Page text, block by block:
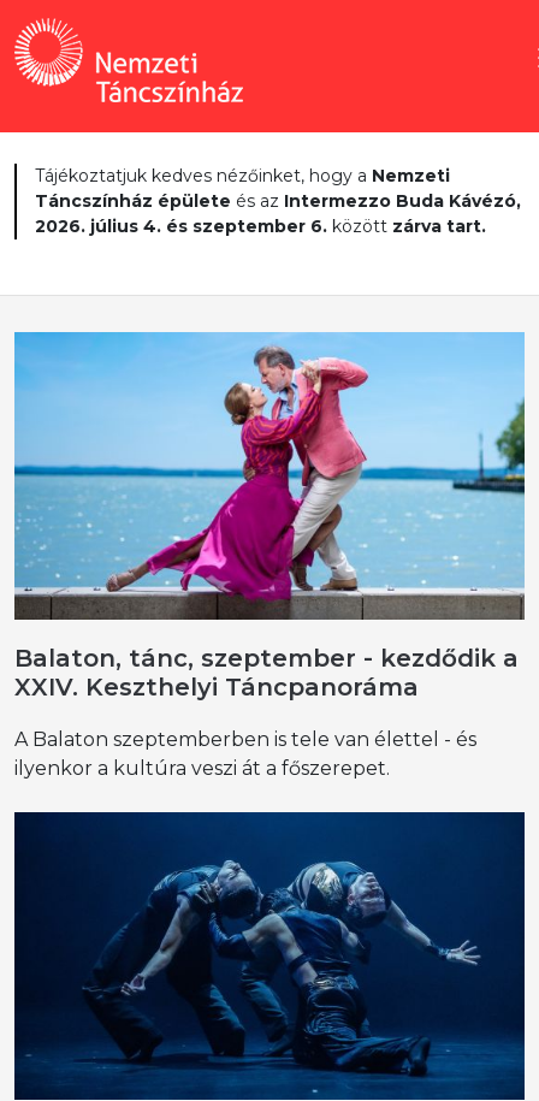
Tájékoztatjuk kedves nézőinket, hogy a Nemzeti
Táncszínház épülete és az Intermezzo Buda Kávézó,
2026. július 4. és szeptember 6. között zárva tart.
Balaton, tánc, szeptember - kezdődik a
XXIV. Keszthelyi Táncpanoráma
A Balaton szeptemberben is tele van élettel - és
ilyenkor a kultúra veszi át a főszerepet.